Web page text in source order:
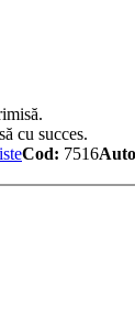
cu succes.
Cod: 7516